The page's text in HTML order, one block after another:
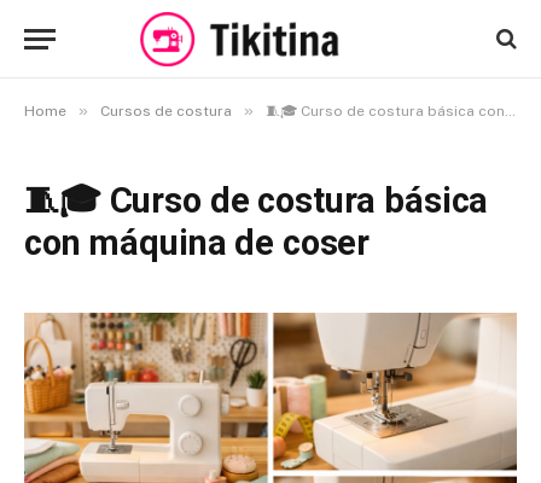
Home » Cursos de costura » 🧵🎓 Curso de costura básica con máquina de coser
🧵🎓 Curso de costura básica
con máquina de coser